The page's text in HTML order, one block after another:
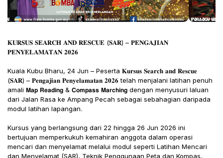
𝐊𝐔𝐑𝐒𝐔𝐒 𝐒𝐄𝐀𝐑𝐂𝐇 𝐀𝐍𝐃 𝐑𝐄𝐒𝐂𝐔𝐄 (𝐒𝐀𝐑) – 𝐏𝐄𝐍𝐆𝐀𝐉𝐈𝐀𝐍
𝐏𝐄𝐍𝐘𝐄𝐋𝐀𝐌𝐀𝐓𝐀𝐍 𝟐𝟎𝟐𝟔
Kuala Kubu Bharu, 24 Jun – Peserta 𝐊𝐮𝐫𝐬𝐮𝐬 𝐒𝐞𝐚𝐫𝐜𝐡 𝐚𝐧𝐝 𝐑𝐞𝐬𝐜𝐮𝐞
(𝐒𝐀𝐑) – 𝐏𝐞𝐧𝐠𝐚𝐣𝐢𝐚𝐧 𝐏𝐞𝐧𝐲𝐞𝐥𝐚𝐦𝐚𝐭𝐚𝐧 𝟐𝟎𝟐𝟔 telah menjalani latihan penuh
amali 𝗠𝗮𝗽 𝗥𝗲𝗮𝗱𝗶𝗻𝗴 & 𝗖𝗼𝗺𝗽𝗮𝘀𝘀 𝗠𝗮𝗿𝗰𝗵𝗶𝗻𝗴 dengan menyusuri laluan
dari Jalan Rasa ke Ampang Pecah sebagai sebahagian daripada
modul latihan lapangan.
Kursus yang berlangsung dari 22 hingga 26 Jun 2026 ini
bertujuan memperkukuh kemahiran anggota dalam operasi
mencari dan menyelamat melalui modul seperti Latihan Mencari
dan Menyelamat (SAR), Teknik Penggunaan Peta dan Kompas,